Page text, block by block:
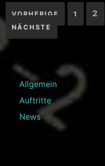
der
Beiträge
VORHERIGE 1 2
NÄCHSTE
Allgemein
Auftritte
News